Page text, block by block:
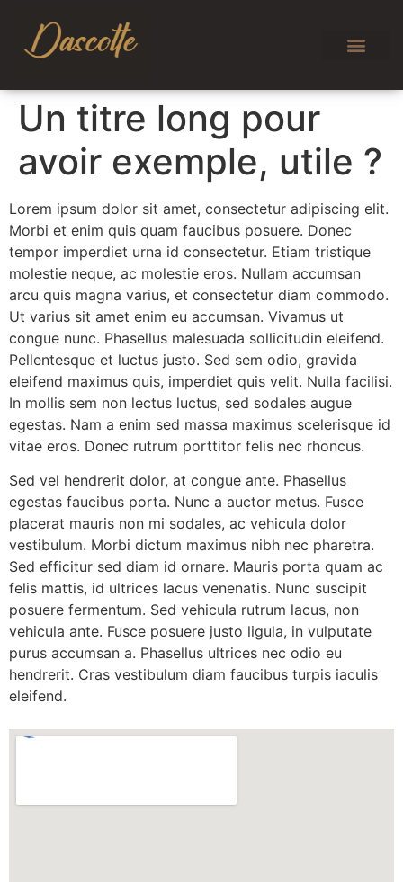
Un titre long pour
avoir exemple, utile ?
Lorem ipsum dolor sit amet, consectetur adipiscing elit.
Morbi et enim quis quam faucibus posuere. Donec
tempor imperdiet urna id consectetur. Etiam tristique
molestie neque, ac molestie eros. Nullam accumsan
arcu quis magna varius, et consectetur diam commodo.
Ut varius sit amet enim eu accumsan. Vivamus ut
congue nunc. Phasellus malesuada sollicitudin eleifend.
Pellentesque et luctus justo. Sed sem odio, gravida
eleifend maximus quis, imperdiet quis velit. Nulla facilisi.
In mollis sem non lectus luctus, sed sodales augue
egestas. Nam a enim sed massa maximus scelerisque id
vitae eros. Donec rutrum porttitor felis nec rhoncus.
Sed vel hendrerit dolor, at congue ante. Phasellus
egestas faucibus porta. Nunc a auctor metus. Fusce
placerat mauris non mi sodales, ac vehicula dolor
vestibulum. Morbi dictum maximus nibh nec pharetra.
Sed efficitur sed diam id ornare. Mauris porta quam ac
felis mattis, id ultrices lacus venenatis. Nunc suscipit
posuere fermentum. Sed vehicula rutrum lacus, non
vehicula ante. Fusce posuere justo ligula, in vulputate
purus accumsan a. Phasellus ultrices nec odio eu
hendrerit. Cras vestibulum diam faucibus turpis iaculis
eleifend.